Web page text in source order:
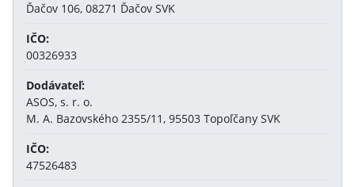
Ďačov 106, 08271 Ďačov SVK
IČO:
00326933
Dodávateľ:
ASOS, s. r. o.
M. A. Bazovského 2355/11, 95503 Topoľčany SVK
IČO:
47526483